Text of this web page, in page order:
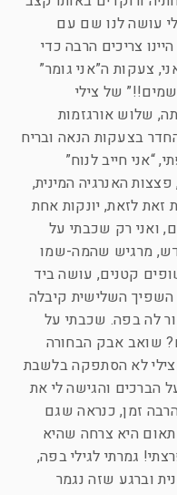
עושה לנו שם עם
צריכים הרבה כדי
צעקות ה”אני גומר”
של צילי
שלוש אורגזמות
בצעקות הנאה ובריח
“אני חייב לנוח”
האנרגיה המינית,
צמוד ויורדות זאת לזאת, יונקות אחת
ואני רק שכבתי על
מרגיש שהמה-שמו
קטנים, עושה ביד
השלישית קיבלה
לה בפה. שכבתי על
שואב אבק הבחורה
לא הסתפקה בלשבת
הברכים והגישה לי את
זמן, כנראה שגם
היא צרחה שהיא
גמרתי לגילי בפה,
וברגע שזה נגמר